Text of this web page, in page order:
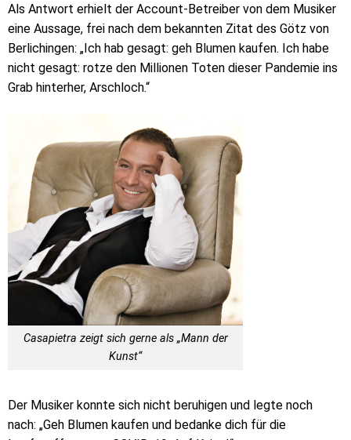
Als Antwort erhielt der Account-Betreiber von dem Musiker
eine Aussage, frei nach dem bekannten Zitat des Götz von
Berlichingen: „Ich hab gesagt: geh Blumen kaufen. Ich habe
nicht gesagt: rotze den Millionen Toten dieser Pandemie ins
Grab hinterher, Arschloch.“
Casapietra zeigt sich gerne als „Mann der
Kunst“
Der Musiker konnte sich nicht beruhigen und legte noch
nach: „Geh Blumen kaufen und bedanke dich für die